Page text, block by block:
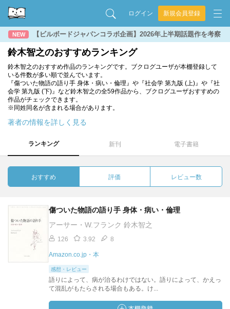
ログイン 新規会員登録
NEW 【ビルボードジャパンコラボ企画】2026年上半期話題作を考察
鈴木智之のおすすめランキング
鈴木智之のおすすめ作品のランキングです。ブクログユーザが本棚登録して
いる件数が多い順で並んでいます。
『傷ついた物語の語り手 身体・病い・倫理』や『社会学 第九版 (上)』や『社
会学 第九版 (下)』など鈴木智之の全59作品から、ブクログユーザおすすめの
作品がチェックできます。
※同姓同名が含まれる場合があります。
著者の情報を詳しく見る
ランキング 新刊 電子書籍
おすすめ 評価 レビュー数
傷ついた物語の語り手 身体・病い・倫理
アーサー・W.フランク 鈴木智之
126 3.92 8
Amazon.co.jp・本
感想・レビュー
語りによって、病が治るわけではない。語りによって、かえっ
て混乱がもたらされる場合もある。け...